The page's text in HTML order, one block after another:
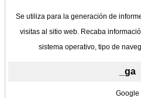
Se utiliza para la generación de
visitas al sitio web. Recaba
sistema operativo, tipo de
_ga
Google